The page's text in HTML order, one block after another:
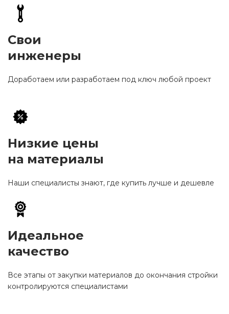
Свои
инженеры
Доработаем или разработаем под ключ любой проект
Низкие цены
на материалы
Наши специалисты знают, где купить лучше и дешевле
Идеальное
качество
Все этапы от закупки материалов до окончания стройки
контролируются специалистами